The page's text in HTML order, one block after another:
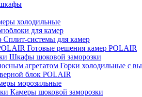
холодильные
для камер
Сплит-системы для камер
Готовые решения камер POLAIR
Шкафы шоковой заморозки
Горки холодильные с
блок POLAIR
морозильные
Камеры шоковой заморозки